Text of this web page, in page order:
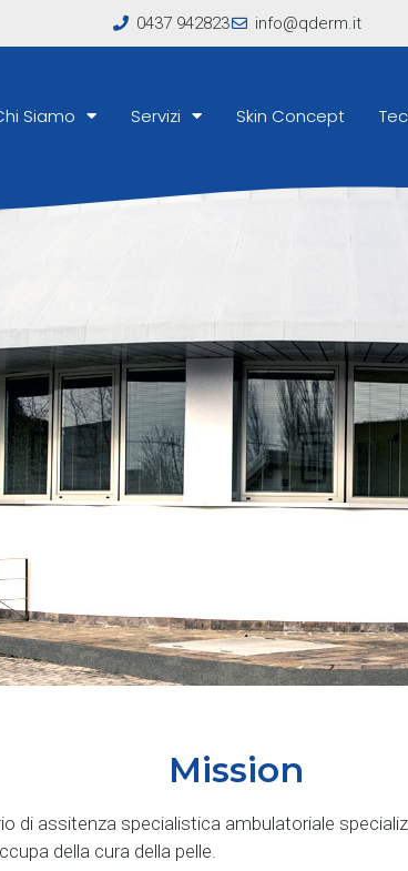
0437 942823 info@qderm.it
Siamo Servizi Skin Concept
Mission
di assitenza specialistica ambulatoriale
della cura della pelle.